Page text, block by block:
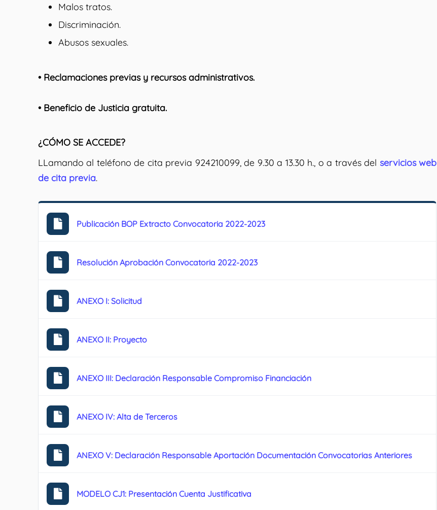
Malos tratos.
Discriminación.
Abusos sexuales.
• Reclamaciones previas y recursos administrativos.
• Beneficio de Justicia gratuita.
¿CÓMO SE ACCEDE?
LLamando al teléfono de cita previa 924210099, de 9.30 a 13.30 h., o a través del servicios web
de cita previa.
Publicación BOP Extracto Convocatoria 2022-2023
Resolución Aprobación Convocatoria 2022-2023
ANEXO I: Solicitud
ANEXO II: Proyecto
ANEXO III: Declaración Responsable Compromiso Financiación
ANEXO IV: Alta de Terceros
ANEXO V: Declaración Responsable Aportación Documentación Convocatorias Anteriores
MODELO CJ1: Presentación Cuenta Justificativa